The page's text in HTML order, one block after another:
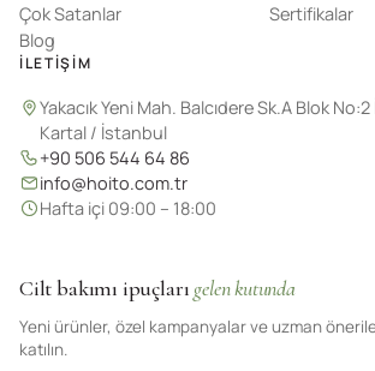
Cilt bakımı ipuçları gelen kutunda
Yeni ürünler, özel kampanyalar ve uzman
katılın.
Çok Satanlar
Blog
Sertifikalar
İLETIŞIM
Yakacık Yeni Mah. Balcıdere Sk.A Blok No:2
Kartal / İstanbul
+90 506 544 64 86
info@hoito.com.tr
Hafta içi 09:00 – 18:00